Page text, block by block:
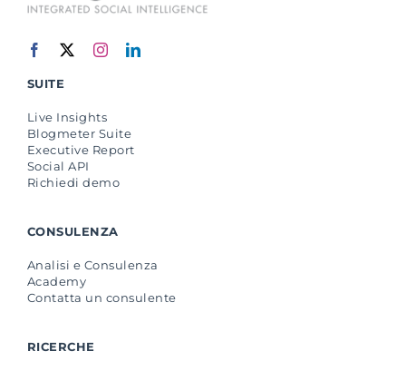
SUITE
Live Insights
Blogmeter Suite
Executive Report
Social API
Richiedi demo
CONSULENZA
Analisi e Consulenza
Academy
Contatta un consulente
RICERCHE